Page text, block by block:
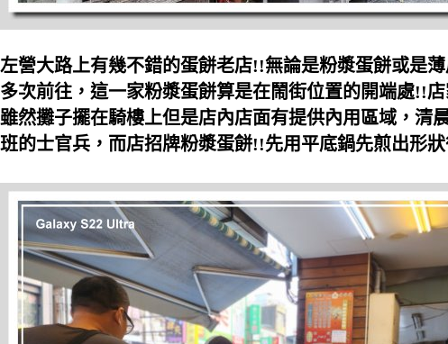
左營大路上有幾不錯的蛋餅老店!!無論是粉漿蛋餅或是
多次前往，這一家粉漿蛋餅算是在鬧街位置的開端處!!
雖然攤子擺在騎樓上但是店內店面有提供內用區域，清
班的士官兵，而店招牌粉漿蛋餅!!先用平底鍋先煎出形